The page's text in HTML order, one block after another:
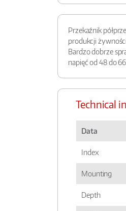
Przekaźnik
produkcji
Bardzo dobrze
napięć od 48 do
Technical
Data
Index
Mounting
Depth